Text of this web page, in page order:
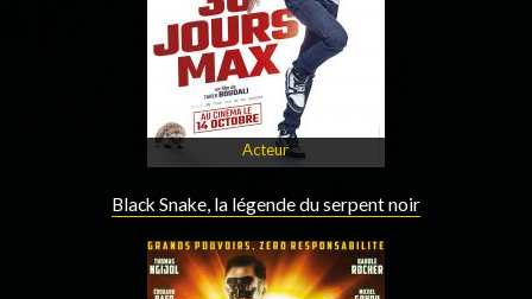
Acteur
Black Snake, la légende du serpent noir